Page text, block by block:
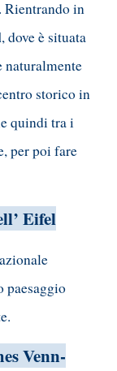
Rientrando in
, dove è situata
naturalmente
storico in
quindi tra i
per poi fare
Eifel
paesaggio
Venn-